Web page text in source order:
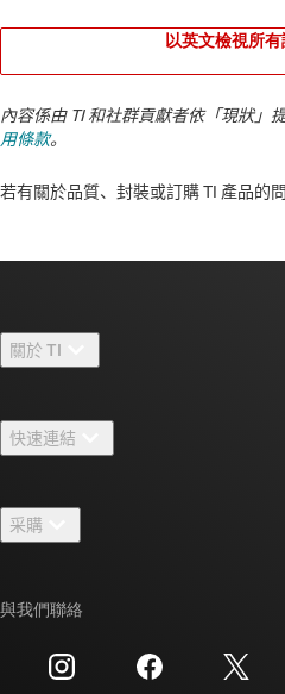
以英文檢視所
內容係由 TI 和社群貢獻者依「現狀」
用條款。
若有關於品質、封裝或訂購 TI 產品的
關於 TI
人才招募
新聞室
活動
投資人關系
快速連結
TI E2E™ 設計支援論壇
交互參考搜索
客戶支援中心
采購
與我們聯絡